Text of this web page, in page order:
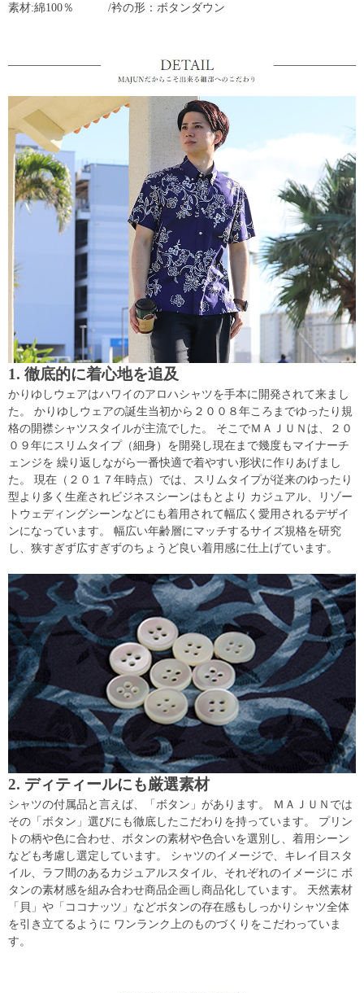
素材:綿100％ /衿の形：ボタンダウン
1. 徹底的に着心地を追及
かりゆしウェアはハワイのアロハシャツを手本に開発されて来まし
た。 かりゆしウェアの誕生当初から２００８年ころまでゆったり規
格の開襟シャツスタイルが主流でした。 そこでＭＡＪＵＮは、２０
０９年にスリムタイプ（細身）を開発し現在まで幾度もマイナーチ
ェンジを 繰り返しながら一番快適で着やすい形状に作りあげまし
た。 現在（２０１７年時点）では、スリムタイプが従来のゆったり
型より多く生産されビジネスシーンはもとより カジュアル、リゾー
トウェディングシーンなどにも着用されて幅広く愛用されるデザイ
ンになっています。 幅広い年齢層にマッチするサイズ規格を研究
し、狭すぎず広すぎずのちょうど良い着用感に仕上げています。
2. ディティールにも厳選素材
シャツの付属品と言えば、「ボタン」があります。 ＭＡＪＵＮでは
その「ボタン」選びにも徹底したこだわりを持っています。 プリン
トの柄や色に合わせ、ボタンの素材や色合いを選別し、着用シーン
なども考慮し選定しています。 シャツのイメージで、キレイ目スタ
イル、ラフ間のあるカジュアルスタイル、それぞれのイメージに ボ
タンの素材感を組み合わせ商品企画し商品化しています。 天然素材
「貝」や「ココナッツ」などボタンの存在感もしっかりシャツ全体
を引き立てるように ワンランク上のものづくりをこだわっていま
す。